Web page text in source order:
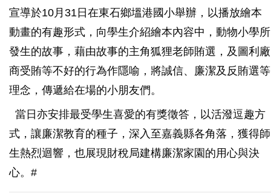
宣導於10月31日在東石鄉塭港國小舉辦，以播放繪本
動畫的有趣形式，向學生介紹繪本內容中，動物小學所
發生的故事，藉由故事的主角狐狸老師賄選，及圖利廠
商受賄等不好的行為作隱喻，將誠信、廉潔及反賄選等
理念，傳遞給在場的小朋友們。
當日亦安排最受學生喜愛的有獎徵答，以活潑逗趣方
式，讓廉潔教育的種子，深入至嘉義縣各角落，獲得師
生熱烈迴響，也展現財稅局建構廉潔家園的用心與決
心。#